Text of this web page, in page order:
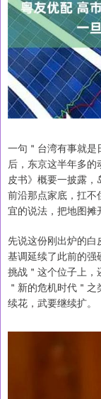
一句＂台湾有事就是
后，东京这半年多
皮书》概要一披露
前沿那点家底，扛不
宜的说法，把地图摊
先说这份刚出炉的白
基调延续了此前的强
挑战＂这个位子上
＂新的危机时代＂
续花，武要继续扩。